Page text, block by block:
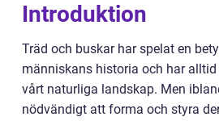
Introduktion
Träd och buskar har spelat en
människans historia och har
vårt naturliga landskap. Men
nödvändigt att forma och styra